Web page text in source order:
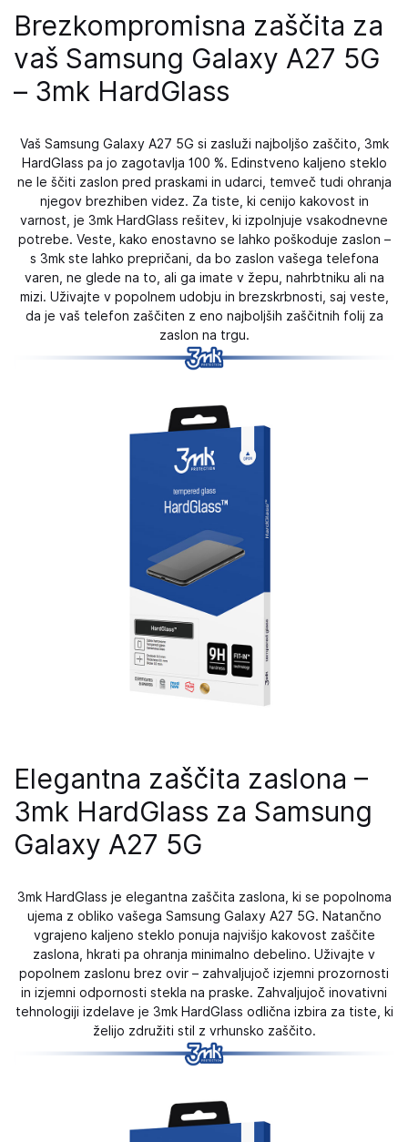
Brezkompromisna zaščita za
vaš Samsung Galaxy A27 5G
– 3mk HardGlass
Vaš Samsung Galaxy A27 5G si zasluži najboljšo zaščito, 3mk
HardGlass pa jo zagotavlja 100 %. Edinstveno kaljeno steklo
ne le ščiti zaslon pred praskami in udarci, temveč tudi ohranja
njegov brezhiben videz. Za tiste, ki cenijo kakovost in
varnost, je 3mk HardGlass rešitev, ki izpolnjuje vsakodnevne
potrebe. Veste, kako enostavno se lahko poškoduje zaslon –
s 3mk ste lahko prepričani, da bo zaslon vašega telefona
varen, ne glede na to, ali ga imate v žepu, nahrbtniku ali na
mizi. Uživajte v popolnem udobju in brezskrbnosti, saj veste,
da je vaš telefon zaščiten z eno najboljših zaščitnih folij za
zaslon na trgu.
Elegantna zaščita zaslona –
3mk HardGlass za Samsung
Galaxy A27 5G
3mk HardGlass je elegantna zaščita zaslona, ​​ki se popolnoma
ujema z obliko vašega Samsung Galaxy A27 5G. Natančno
vgrajeno kaljeno steklo ponuja najvišjo kakovost zaščite
zaslona, ​​hkrati pa ohranja minimalno debelino. Uživajte v
popolnem zaslonu brez ovir – zahvaljujoč izjemni prozornosti
in izjemni odpornosti stekla na praske. Zahvaljujoč inovativni
tehnologiji izdelave je 3mk HardGlass odlična izbira za tiste, ki
želijo združiti stil z vrhunsko zaščito.